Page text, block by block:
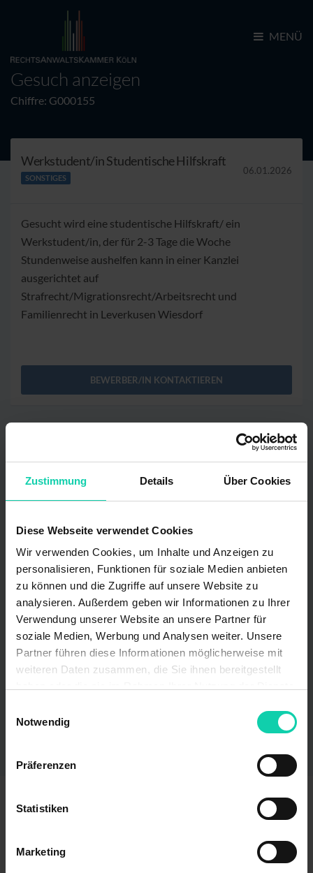
Zustimmung Details Über Cookies
Diese Webseite verwendet Cookies
Wir verwenden Cookies, um Inhalte und Anzeigen zu
personalisieren, Funktionen für soziale Medien anbieten
zu können und die Zugriffe auf unsere Website zu
analysieren. Außerdem geben wir Informationen zu Ihrer
Verwendung unserer Website an unsere Partner für
soziale Medien, Werbung und Analysen weiter. Unsere
Partner führen diese Informationen möglicherweise mit
weiteren Daten zusammen, die Sie ihnen bereitgestellt
Notwendig
Präferenzen
Statistiken
Marketing
MENÜ
Gesuch anzeigen
Chiffre: G000155
Werkstudent/in Studentische Hilfskraft
SONSTIGES
06.01.2026
Gesucht wird eine studentische Hilfskraft/ ein
Werkstudent/in, der für 2-3 Tage die Woche
Stundenweise aushelfen kann in einer Kanzlei
ausgerichtet auf
Strafrecht/Migrationsrecht/Arbeitsrecht und
Familienrecht in Leverkusen Wiesdorf
BEWERBER/IN KONTAKTIEREN
Die Kanzleibörse ist ein Service der RAK Köln.
VIEL ERFOLG!
ANGEBOT AUFGEBEN
KANZLEIBÖRSE DER RAK KÖLN